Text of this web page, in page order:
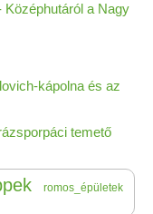
Középhutáról a Nagy
kápolna és az
temető
romos_épületek